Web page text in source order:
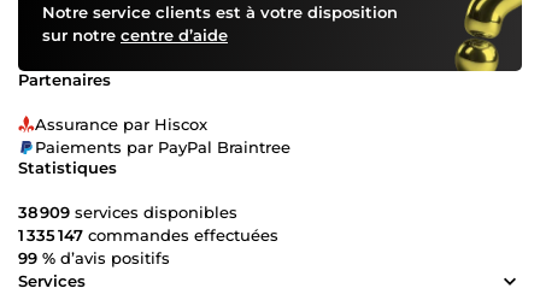
Notre service clients est à votre disposition
sur notre centre d’aide
Partenaires
Assurance par Hiscox
Paiements par PayPal Braintree
Statistiques
38 909 services disponibles
1 335 147 commandes effectuées
99 % d’avis positifs
Services